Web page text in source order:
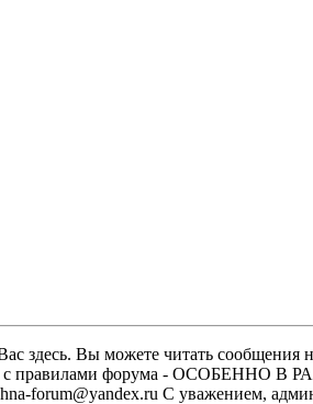
Вы можете читать сообщения
с правилами форума -
forum@yandex.ru С уважением,